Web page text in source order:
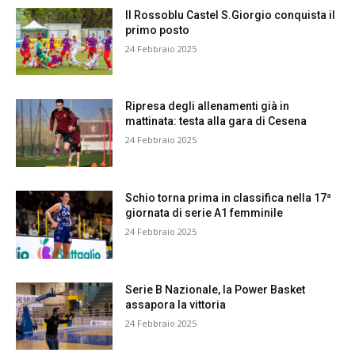
Il Rossoblu Castel S.Giorgio conquista il
primo posto
24 Febbraio 2025
Ripresa degli allenamenti già in
mattinata: testa alla gara di Cesena
24 Febbraio 2025
Schio torna prima in classifica nella 17ª
giornata di serie A1 femminile
24 Febbraio 2025
Serie B Nazionale, la Power Basket
assapora la vittoria
24 Febbraio 2025